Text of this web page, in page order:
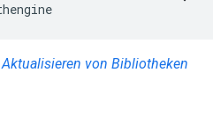
Aktualisieren von Bibliotheken